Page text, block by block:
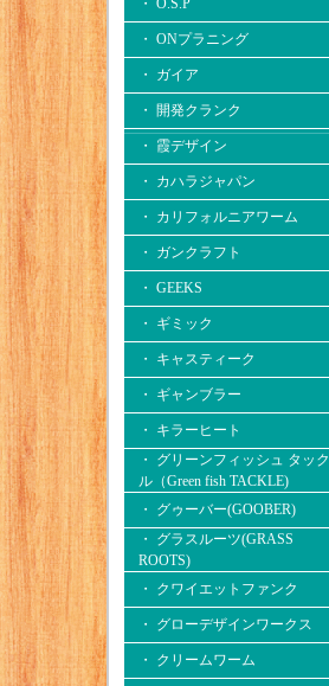
・ O.S.P
・ ONプラニング
・ ガイア
・ 開発クランク
・ 霞デザイン
・ カハラジャパン
・ カリフォルニアワーム
・ ガンクラフト
・ GEEKS
・ ギミック
・ キャスティーク
・ ギャンブラー
・ キラーヒート
・ グリーンフィッシュ タック
ル（Green fish TACKLE)
・ グゥーバー(GOOBER)
・ グラスルーツ(GRASS
ROOTS)
・ クワイエットファンク
・ グローデザインワークス
・ クリームワーム